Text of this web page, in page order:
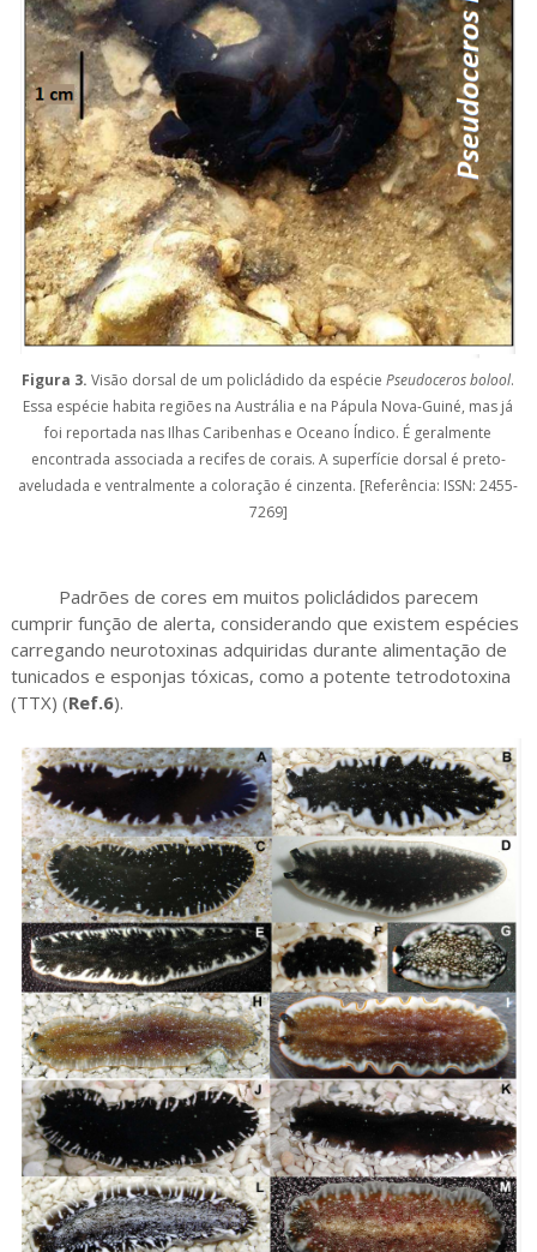
Figura 3.Visão dorsal de um policládido da espéciePseudoceros bolool.
Essa espécie habita regiões na Austrália e na Pápula Nova-Guiné, mas já
foi reportada nas Ilhas Caribenhas e Oceano Índico. É geralmente
encontrada associada a recifes de corais. A superfície dorsal é preto-
aveludada e ventralmente a coloração é cinzenta. [Referência: ISSN: 2455-
7269]
Padrões de cores em muitos policládidos parecem
cumprir função de alerta, considerando que existem espécies
carregando neurotoxinas adquiridas durante alimentação de
tunicados e esponjas tóxicas, como a potente tetrodotoxina
(TTX) (Ref.6).